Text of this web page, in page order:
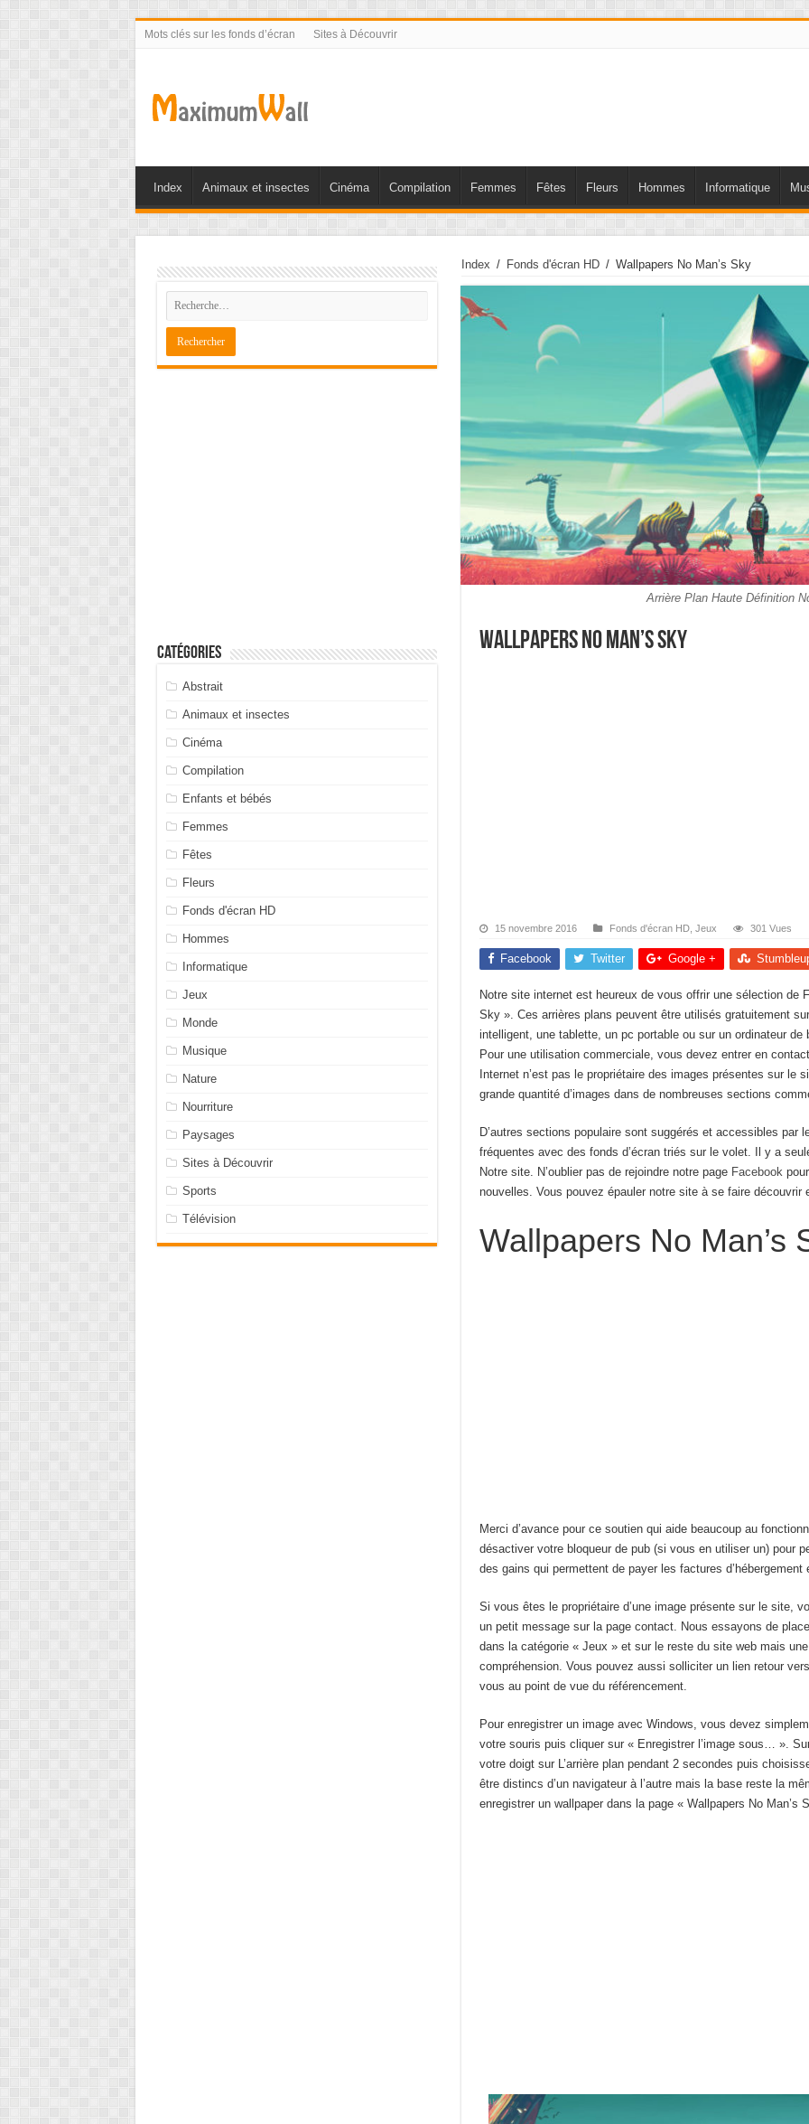
Mots clés sur les fonds d’écran Sites à Découvrir
Index Animaux et insectes Cinéma Compilation Femmes Fêtes Fleurs Hommes Informatique
Index / Fonds d'écran HD / Wallpapers No Man’s Sky
Arrière Plan Haute Définition
Wallpapers No Man’s Sky
15 novembre 2016 Fonds d'écran HD, Jeux 301 Vues
Facebook Twitter Google +
Notre site internet est heureux de vous offrir une sélection de
Sky ». Ces arrières plans peuvent être utilisés gratuitement
intelligent, une tablette, un pc portable ou sur un ordinateur de
Pour une utilisation commerciale, vous devez entrer en
Internet n’est pas le propriétaire des images présentes sur le
grande quantité d’images dans de nombreuses sections
D’autres sections populaire sont suggérés et accessibles par
fréquentes avec des fonds d’écran triés sur le volet. Il y a
Notre site. N’oublier pas de rejoindre notre page Facebookpour
nouvelles. Vous pouvez épauler notre site à se faire découvrir
Wallpapers No Man’s
Merci d’avance pour ce soutien qui aide beaucoup au
désactiver votre bloqueur de pub (si vous en utiliser un) pour
des gains qui permettent de payer les factures d’hébergement
Si vous êtes le propriétaire d’une image présente sur le site,
un petit message sur la page contact. Nous essayons de
dans la catégorie « Jeux » et sur le reste du site web mais
compréhension. Vous pouvez aussi solliciter un lien retour
vous au point de vue du référencement.
Pour enregistrer un image avec Windows, vous devez
votre souris puis cliquer sur « Enregistrer l’image sous… ».
votre doigt sur L’arrière plan pendant 2 secondes puis
être distincs d’un navigateur à l’autre mais la base reste la
enregistrer un wallpaper dans la page « Wallpapers No Man’s
Catégories
Abstrait
Animaux et insectes
Cinéma
Compilation
Enfants et bébés
Femmes
Fêtes
Fleurs
Fonds d'écran HD
Hommes
Informatique
Jeux
Monde
Musique
Nature
Nourriture
Paysages
Sites à Découvrir
Sports
Télévision